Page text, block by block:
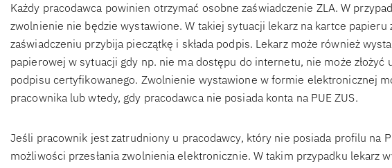
Każdy pracodawca powinien otrzymać osobne zaświadczenie ZLA. W
zwolnienie nie będzie wystawione. W takiej sytuacji lekarz na kartce papieru
zaświadczeniu przybija pieczątkę i składa podpis. Lekarz może również
papierowej w sytuacji gdy np. nie ma dostępu do internetu, nie może złożyć
podpisu certyfikowanego. Zwolnienie wystawione w formie elektronicznej
pracownika lub wtedy, gdy pracodawca nie posiada konta na PUE ZUS.
Jeśli pracownik jest zatrudniony u pracodawcy, który nie posiada profilu na
możliwości przesłania zwolnienia elektronicznie. W takim przypadku lekarz